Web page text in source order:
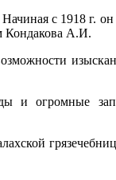
с 1918 г.
Кондакова А.И.
и огромные